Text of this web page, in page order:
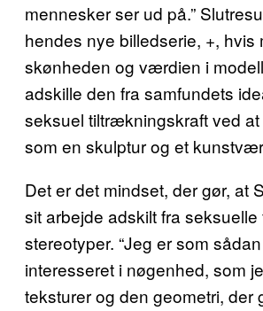
mennesker ser ud på.”
hendes nye billedserie, +, hvis
skønheden og værdien i
adskille den fra samfundets
seksuel tiltrækningskraft ved
som en skulptur og et
Det er det mindset, der gør, at
sit arbejde adskilt fra
stereotyper. “Jeg er som
interesseret i nøgenhed, som
teksturer og den geometri, der